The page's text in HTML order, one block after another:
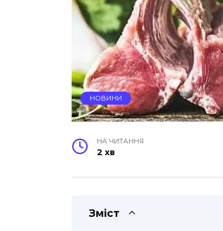
НОВИНИ
НА ЧИТАННЯ
2 хв
Зміст